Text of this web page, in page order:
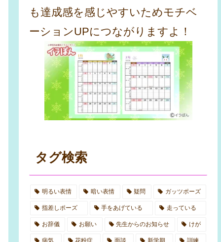
も達成感を感じやすいためモチベ
ーションUPにつながりますよ！
タグ検索
明るい表情 暗い表情 疑問 ガッツポーズ
指差しポーズ 手をあげている 走っている
お辞儀 お願い 先生からのお知らせ けが
病気 花粉症 面談 新学期 訓練